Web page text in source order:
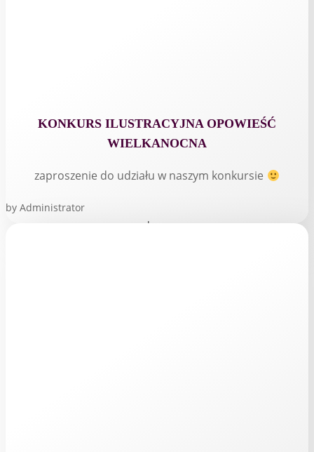
KONKURS ILUSTRACYJNA OPOWIEŚĆ
WIELKANOCNA
zaproszenie do udziału w naszym konkursie
by Administrator
read more...